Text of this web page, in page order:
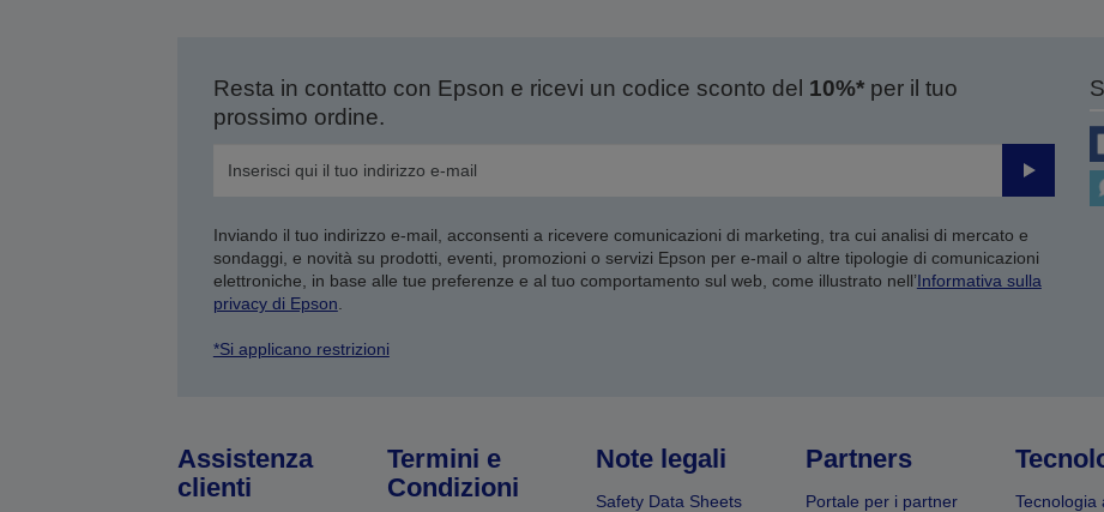
Resta in contatto con Epson e ricevi un codice sconto del 10%*per il tuo
prossimo ordine.
Invia
Inviando il tuo indirizzo e-mail, acconsenti a ricevere comunicazioni di marketing, tra cui analisi di mercato e
sondaggi, e novità su prodotti, eventi, promozioni o servizi Epson per e-mail o altre tipologie di comunicazioni
elettroniche, in base alle tue preferenze e al tuo comportamento sul web, come illustrato nell’Informativa sulla
privacy di Epson
*Si applicano restrizioni
Assistenza
clienti
Termini e
Condizioni
Note legali
Safety Data Sheets
Partners
Portale per i partner
Tecnologia